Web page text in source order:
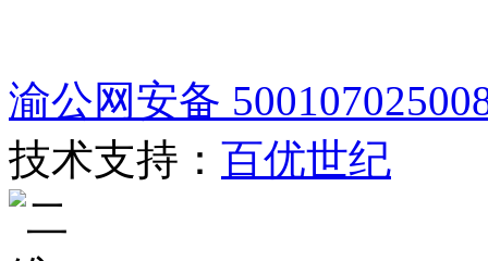
渝公网安备
技术支持： 百优世纪